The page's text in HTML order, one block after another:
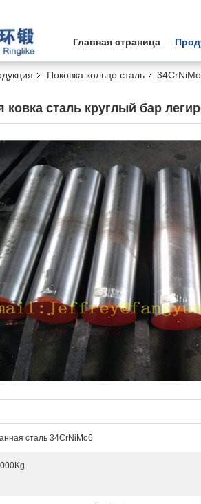
Главная страница
Поковка кольцо сталь
ковка сталь круглый бар
сталь 34CrNiMo6